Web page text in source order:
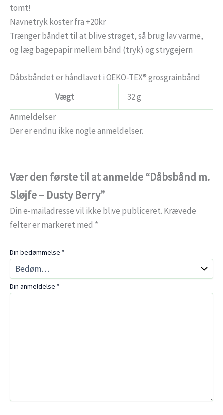
tomt!
Navnetryk koster fra +20kr
Trænger båndet til at blive strøget, så brug lav varme,
og læg bagepapir mellem bånd (tryk) og strygejern
Dåbsbåndet er håndlavet i OEKO-TEX® grosgrainbånd
Vægt
32 g
Anmeldelser
Der er endnu ikke nogle anmeldelser.
Vær den første til at anmelde “Dåbsbånd m.
Sløjfe – Dusty Berry”
Din e-mailadresse vil ikke blive publiceret. Krævede
felter er markeret med *
Din bedømmelse *
Din anmeldelse *